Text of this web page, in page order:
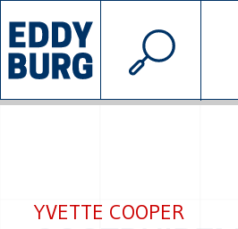
INIZIATIVE
© 2026
YVETTE COOPER